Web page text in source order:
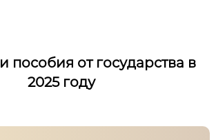
пособия от государства в
2025 году